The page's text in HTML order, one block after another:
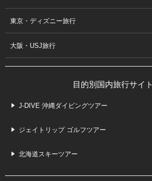
東京・ディズニー旅行
大阪・USJ旅行
目的別国内旅行サイト
J-DIVE 沖縄ダイビングツアー
ジェイトリップ ゴルフツアー
北海道スキーツアー